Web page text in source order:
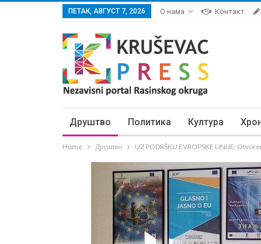
ПЕТАК, АВГУСТ 7, 2026 О нама Контакт
Друштво Политика Култура
Home Друштво UZ PODRŠKU EVROPSKE UNIJE: